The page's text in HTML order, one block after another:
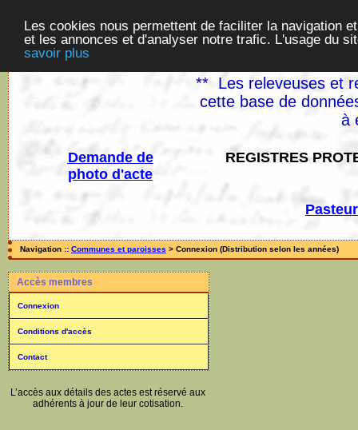
Les cookies nous permettent de faciliter la navigation
et les annonces et d'analyser notre trafic. L'usage du
savoir plus
** Les releveuses et
cette base de
à
Demande de
photo d'acte
REGISTRES
Navigation :: Communes et paroisses > Connexion (Distribution selon les années)
Accès membres
Connexion
Conditions d'accès
Contact
L’accès aux détails des actes est réservé aux
adhérents à jour de leur cotisation.